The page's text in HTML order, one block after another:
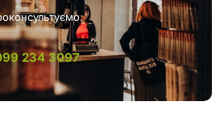
234 3097